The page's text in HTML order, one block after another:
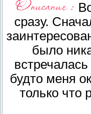
сразу.
было
будто меня
только что